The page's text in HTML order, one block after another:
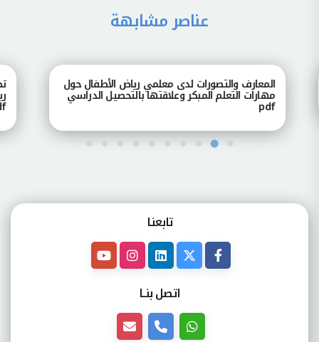
عناصر مشابهة
المعارف والتصورات لدى معلمي رياض الأطفال حول
مهارات التعلم المبكر وعلاقتها بالتحصيل الدراسي
pdf
pdf
تابعنـا
اتصل بنــا